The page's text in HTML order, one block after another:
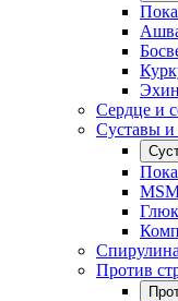
Сердце и
Суставы и
Спирулина
Против